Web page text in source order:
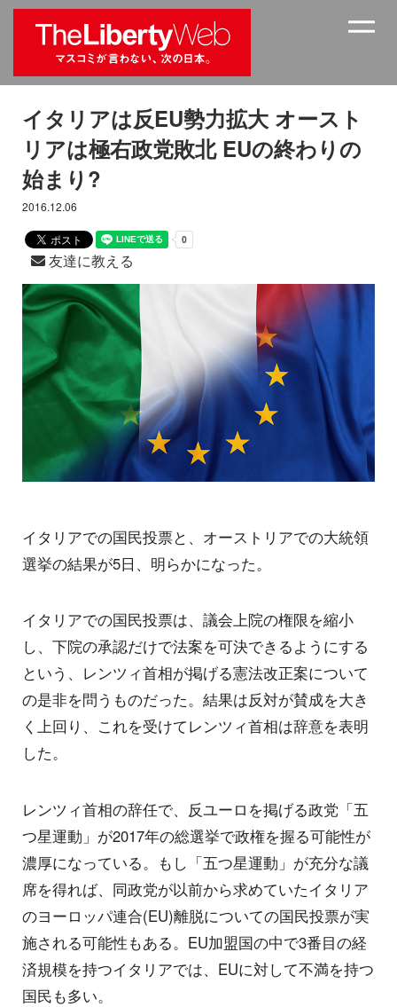
イタリアは反EU勢力拡大 オースト
リアは極右政党敗北 EUの終わりの
始まり?
2016.12.06
友達に教える
イタリアでの国民投票と、オーストリアでの大統領
選挙の結果が5日、明らかになった。
イタリアでの国民投票は、議会上院の権限を縮小
し、下院の承認だけで法案を可決できるようにする
という、レンツィ首相が掲げる憲法改正案について
の是非を問うものだった。結果は反対が賛成を大き
く上回り、これを受けてレンツィ首相は辞意を表明
した。
レンツィ首相の辞任で、反ユーロを掲げる政党「五
つ星運動」が2017年の総選挙で政権を握る可能性が
濃厚になっている。もし「五つ星運動」が充分な議
席を得れば、同政党が以前から求めていたイタリア
のヨーロッパ連合(EU)離脱についての国民投票が実
施される可能性もある。EU加盟国の中で3番目の経
済規模を持つイタリアでは、EUに対して不満を持つ
国民も多い。